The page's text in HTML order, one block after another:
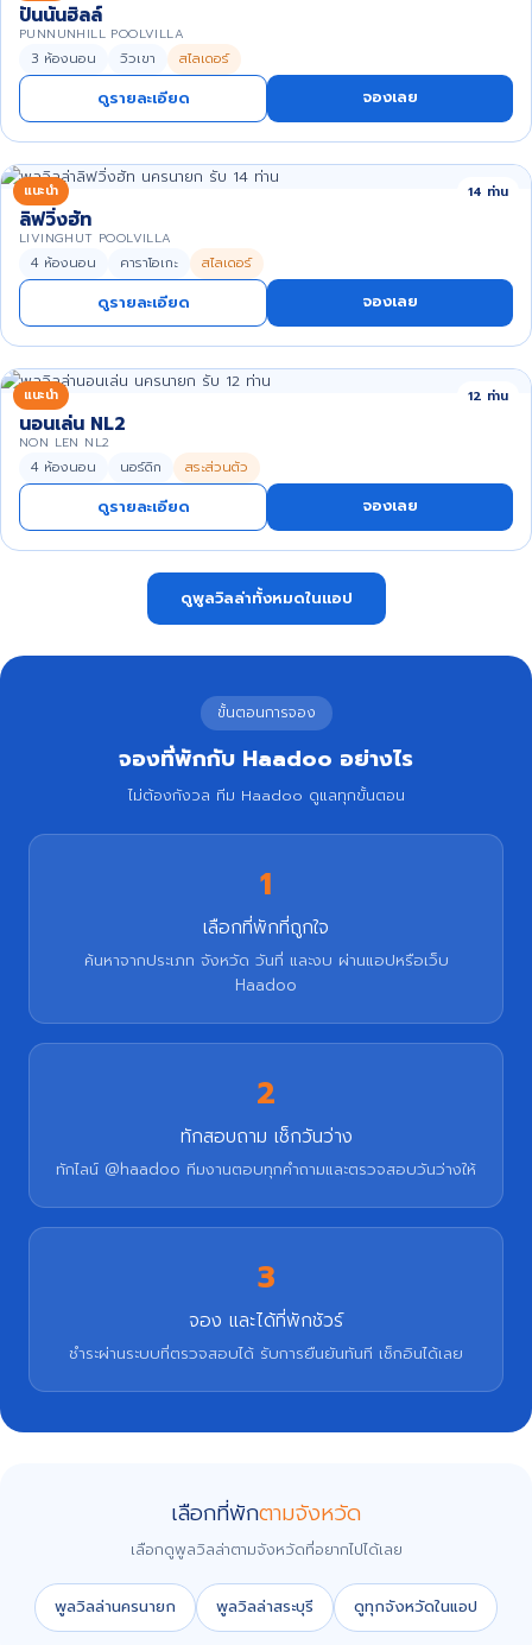
ปันนันฮิลล์
PUNNUNHILL POOLVILLA
3 ห้องนอน วิวเขา สไลเดอร์
ดูรายละเอียด จองเลย
แนะนำ 14 ท่าน
ลิฟวิ่งฮัท
LIVINGHUT POOLVILLA
4 ห้องนอน คาราโอเกะ สไลเดอร์
ดูรายละเอียด จองเลย
แนะนำ 12 ท่าน
นอนเล่น NL2
NON LEN NL2
4 ห้องนอน นอร์ดิก สระส่วนตัว
ดูรายละเอียด จองเลย
ดูพูลวิลล่าทั้งหมดในแอป
ขั้นตอนการจอง
จองที่พักกับ Haadoo อย่างไร
ไม่ต้องกังวล ทีม Haadoo ดูแลทุกขั้นตอน
1
เลือกที่พักที่ถูกใจ
ค้นหาจากประเภท จังหวัด วันที่ และงบ ผ่านแอปหรือเว็บ
Haadoo
2
ทักสอบถาม เช็กวันว่าง
ทักไลน์ @haadoo ทีมงานตอบทุกคำถามและตรวจสอบวันว่างให้
3
จอง และได้ที่พักชัวร์
ชำระผ่านระบบที่ตรวจสอบได้ รับการยืนยันทันที เช็กอินได้เลย
เลือกที่พักตามจังหวัด
เลือกดูพูลวิลล่าตามจังหวัดที่อยากไปได้เลย
พูลวิลล่านครนายก พูลวิลล่าสระบุรี ดูทุกจังหวัดในแอป